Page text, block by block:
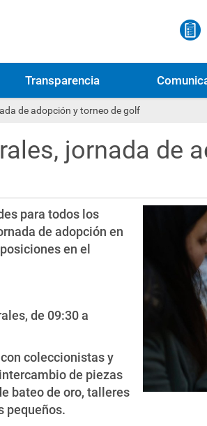
Transparencia
de adopción y torneo de golf
jornada de
para todos los
de adopción en
en el
de 09:30 a
coleccionistas y
de piezas
bateo de oro, talleres
pequeños.